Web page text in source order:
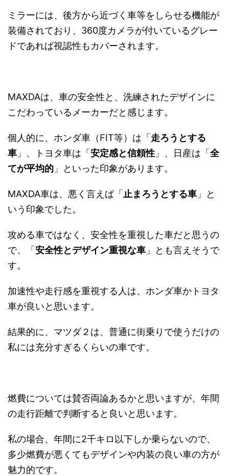
ミラーには、後方から近づく車等をしらせる機能が
装備されており、360度カメラが付いているグレー
ドであれば視認性もカバーされます。
MAXDAは、車の安全性と、洗練されたデザインに
こだわっているメーカーだと感じます。
個人的に、ホンダ車（FIT等）は「 走ろうとする
車 」、トヨタ車は「 安定感と信頼性 」、日産は「 全
てが平均的 」といった印象があります。
MAXDA車は、悪く言えば「 止まろうとする車 」と
いう印象でした。
攻める車ではなく、安全性を重視した車だと思うの
で、「 安全性とデザイン重視な車 」とも言えそうで
す。
加速性や走行感を重視する人は、ホンダ車かトヨタ
車が良いと思います。
結果的に、マツダ２は、普通に街乗りで使うだけの
私には充分すぎるくらいの車です。
燃費については賛否両論あるかと思いますが、年間
の走行距離で判断すると良いと思います。
私の場合、年間に2千キロ以下しか乗らないので、
多少燃費が悪くてもデザインや内装の良い車の方が
魅力的です。